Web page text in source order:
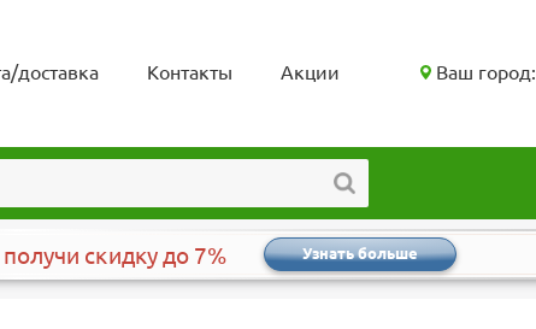
доставка Контакты Акции Ваш город:
скидку до 7% Узнать больше